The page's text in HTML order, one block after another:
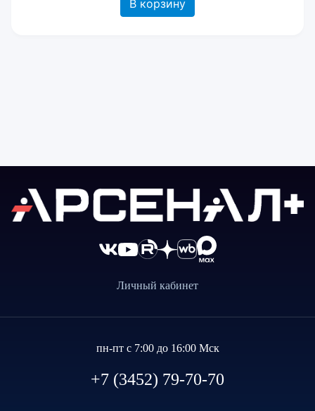
В корзину
Личный кабинет
пн-пт с 7:00 до 16:00 Мск
+7 (3452) 79-70-70